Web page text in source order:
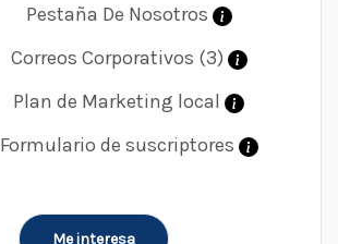
Pestaña De Nosotros
Correos Corporativos (3)
Plan de Marketing local
Formulario de suscriptores
Me interesa